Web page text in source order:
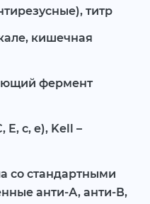
титр
кишечная
фермент
E, c, e), Kell –
со стандартными
анти-А, анти-В,